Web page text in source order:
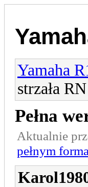
Yamaha
strzała
Pełna
Aktualnie
pełnym